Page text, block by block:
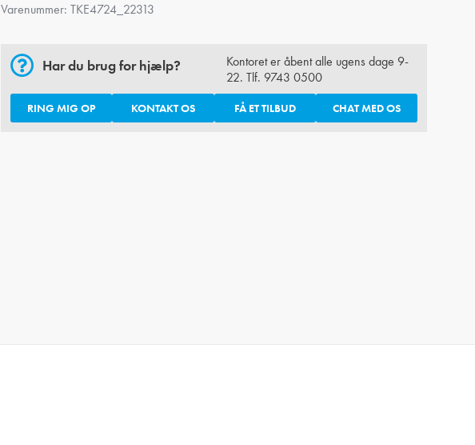
Varenummer: TKE4724_22313
Har du brug for hjælp?
Kontoret er åbent alle ugens dage 9-
22. Tlf. 9743 0500
RING MIG OP KONTAKT OS FÅ ET TILBUD CHAT MED OS